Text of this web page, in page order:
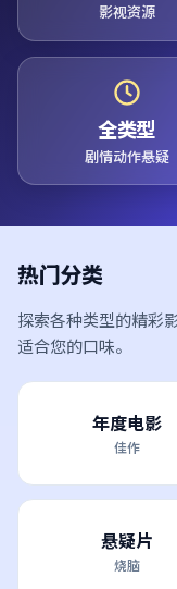
影视资源
全类型
剧情动作悬疑
热门分类
探索各种类型的精彩
适合您的口味。
年度电影
佳作
悬疑片
烧脑